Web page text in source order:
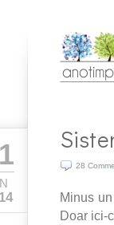
28
Minus
Doar ici-